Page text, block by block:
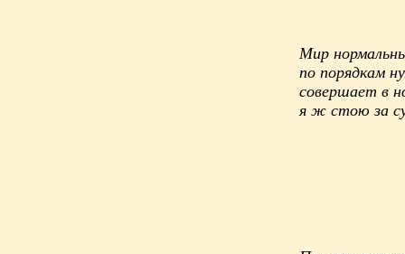
Мир
по порядкам
совершает в
я ж стою за